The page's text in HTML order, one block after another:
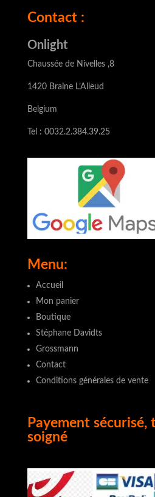
Contact :
Onlight
Chaussée de Nivelles ,8
1420 Braine L’Alleud
Belgium
Tel : 0032.2.384.39.25
Menu:
Accueil
Mon panier
Boutique
Stéphane Davidts
Grossmann
Contact
Conditions générales de vente
Payement
soigné